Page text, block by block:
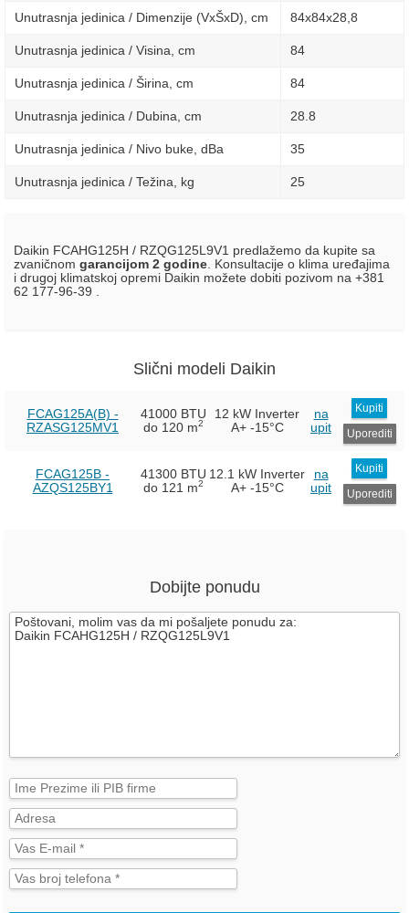
Unutrasnja jedinica / Dimenzije (VxŠxD), сm 84х84х28,8
Unutrasnja jedinica / Visina, сm 84
Unutrasnja jedinica / Širina, сm 84
Unutrasnja jedinica / Dubina, сm 28.8
Unutrasnja jedinica / Nivo buke, dBa 35
Unutrasnja jedinica / Težina, kg 25
Daikin FCAHG125H / RZQG125L9V1 predlažemo da kupite sa
zvaničnom garancijom 2 godine . Konsultacije o klima uređajima
i drugoj klimatskoj opremi Daikin možete dobiti pozivom na +381
62 177-96-39 .
Slični modeli Daikin
FCAG125A(B) -
RZASG125MV1
41000 BTU
do 120 m2
12 kW Inverter
A+ -15°C
na
upit
Kupiti
Uporediti
FCAG125B -
AZQS125BY1
41300 BTU
do 121 m2
12.1 kW Inverter
A+ -15°C
na
upit
Kupiti
Uporediti
Dobijte ponudu